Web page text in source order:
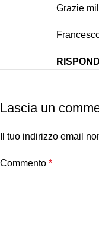
Grazie
RISPONDI
Lascia un
Il tuo indirizzo email
Commento *